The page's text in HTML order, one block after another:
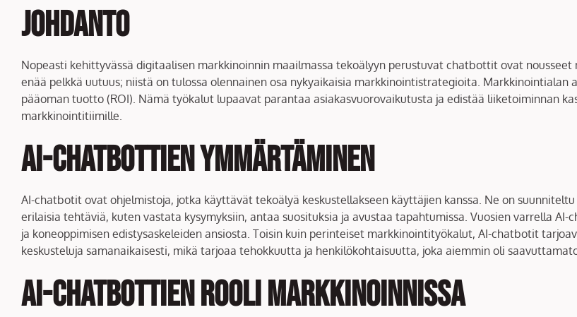
Johdanto
Nopeasti kehittyvässä digitaalisen markkinoinnin maailmassa tekoälyyn perustuvat chatbottit ovat
enää pelkkä uutuus; niistä on tulossa olennainen osa nykyaikaisia markkinointistrategioita.
pääoman tuotto (ROI). Nämä työkalut lupaavat parantaa asiakasvuorovaikutusta ja edistää liiketoiminnan
markkinointitiimille.
AI-chatbottien ymmärtäminen
AI-chatbotit ovat ohjelmistoja, jotka käyttävät tekoälyä keskustellakseen käyttäjien kanssa. Ne on
erilaisia tehtäviä, kuten vastata kysymyksiin, antaa suosituksia ja avustaa tapahtumissa. Vuosien varrella
ja koneoppimisen edistysaskeleiden ansiosta. Toisin kuin perinteiset markkinointityökalut, AI-chatbotit
keskusteluja samanaikaisesti, mikä tarjoaa tehokkuutta ja henkilökohtaisuutta, joka aiemmin oli
AI-chatbottien rooli markkinoinnissa